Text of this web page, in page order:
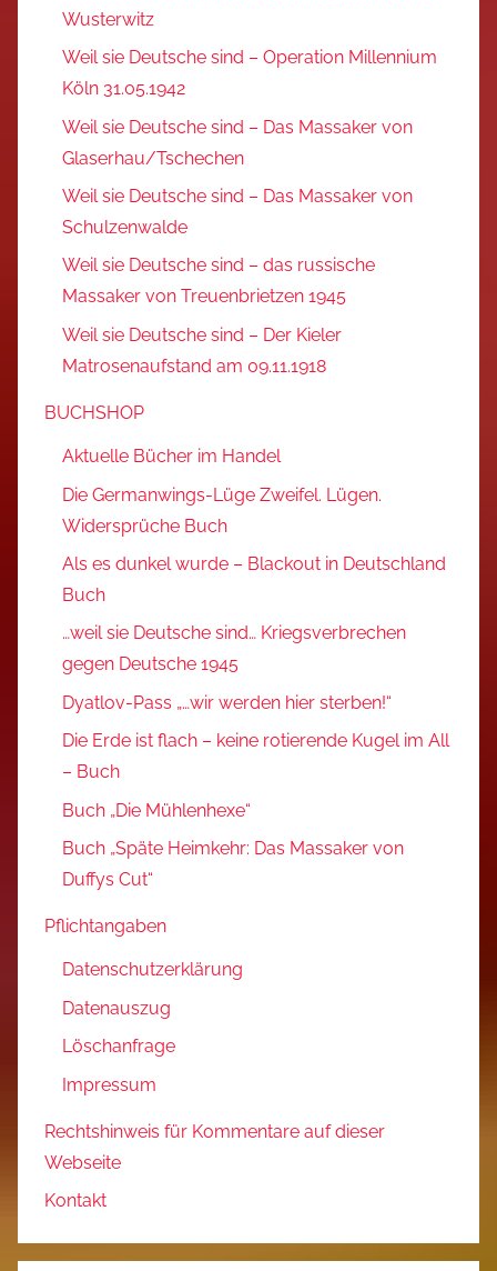
Wusterwitz
Weil sie Deutsche sind – Operation Millennium
Köln 31.05.1942
Weil sie Deutsche sind – Das Massaker von
Glaserhau/Tschechen
Weil sie Deutsche sind – Das Massaker von
Schulzenwalde
Weil sie Deutsche sind – das russische
Massaker von Treuenbrietzen 1945
Weil sie Deutsche sind – Der Kieler
Matrosenaufstand am 09.11.1918
BUCHSHOP
Aktuelle Bücher im Handel
Die Germanwings-Lüge Zweifel. Lügen.
Widersprüche Buch
Als es dunkel wurde – Blackout in Deutschland
Buch
…weil sie Deutsche sind… Kriegsverbrechen
gegen Deutsche 1945
Dyatlov-Pass „…wir werden hier sterben!“
Die Erde ist flach – keine rotierende Kugel im All
– Buch
Buch „Die Mühlenhexe“
Buch „Späte Heimkehr: Das Massaker von
Duffys Cut“
Pflichtangaben
Datenschutzerklärung
Datenauszug
Löschanfrage
Impressum
Rechtshinweis für Kommentare auf dieser
Webseite
Kontakt